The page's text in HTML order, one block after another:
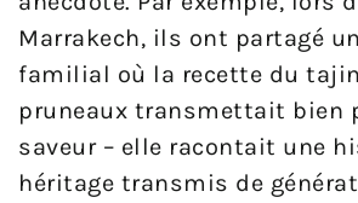
Marrakech, ils ont partagé
familial où la recette du
pruneaux transmettait bien
saveur – elle racontait une
héritage transmis de